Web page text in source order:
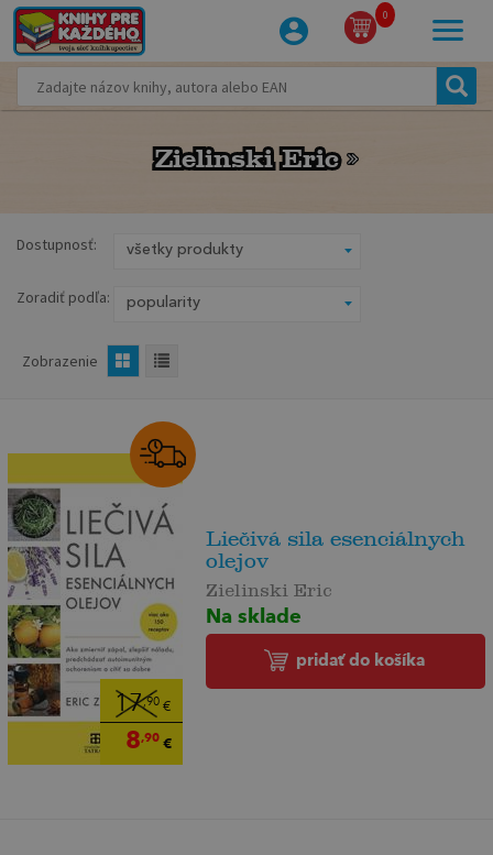
0
Zielinski Eric
Zielinski Eric
Dostupnosť:
Zoradiť podľa:
Zobrazenie
17,90€
8,90€
Liečivá sila esenciálnych
olejov
Zielinski Eric
Na sklade
pridať do košíka